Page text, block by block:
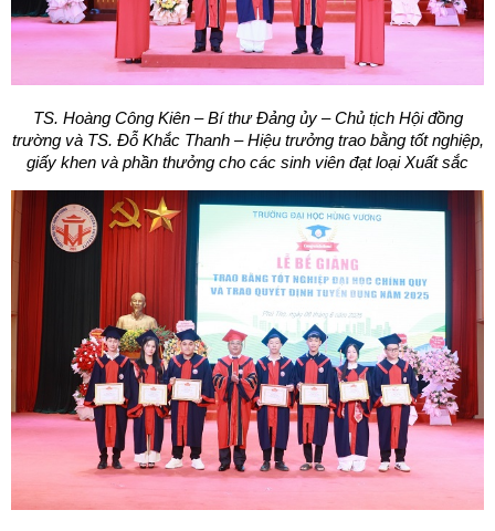
TS. Hoàng Công Kiên – Bí thư Đảng ủy – Chủ tịch Hội đồng
trường và TS. Đỗ Khắc Thanh – Hiệu trưởng trao bằng tốt nghiệp,
giấy khen và phần thưởng cho các sinh viên đạt loại Xuất sắc